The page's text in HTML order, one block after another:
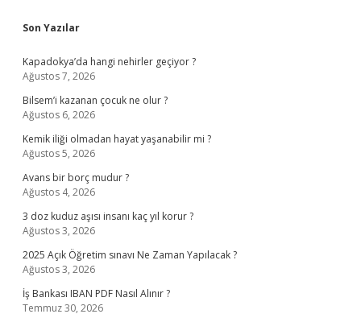
Sidebar
Son Yazılar
Kapadokya’da hangi nehirler geçiyor ?
Ağustos 7, 2026
Bilsem’i kazanan çocuk ne olur ?
Ağustos 6, 2026
Kemik iliği olmadan hayat yaşanabilir mi ?
Ağustos 5, 2026
Avans bir borç mudur ?
Ağustos 4, 2026
3 doz kuduz aşısı insanı kaç yıl korur ?
Ağustos 3, 2026
2025 Açık Öğretim sınavı Ne Zaman Yapılacak ?
Ağustos 3, 2026
İş Bankası IBAN PDF Nasıl Alınır ?
Temmuz 30, 2026